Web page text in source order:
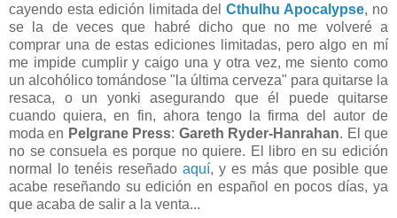
cayendo esta edición limitada delCthulhu Apocalypse, no
se la de veces que habré dicho que no me volveré a
comprar una de estas ediciones limitadas, pero algo en mí
me impide cumplir y caigo una y otra vez, me siento como
un alcohólico tomándose "la última cerveza" para quitarse la
resaca, o un yonki asegurando que él puede quitarse
cuando quiera, en fin, ahora tengo la firma del autor de
moda en Pelgrane Press: Gareth Ryder-Hanrahan. El que
no se consuela es porque no quiere. El libro en su edición
normal lo tenéis reseñado aquí, y es más que posible que
acabe reseñando su edición en español en pocos días, ya
que acaba de salir a la venta...